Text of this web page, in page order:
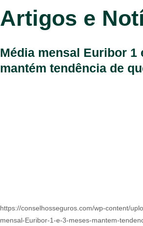
Artigos e
Média mensal Euribor 1
mantém tendência de
https://conselhosseguros.com/wp-content/
mensal-Euribor-1-e-3-meses-mantem-